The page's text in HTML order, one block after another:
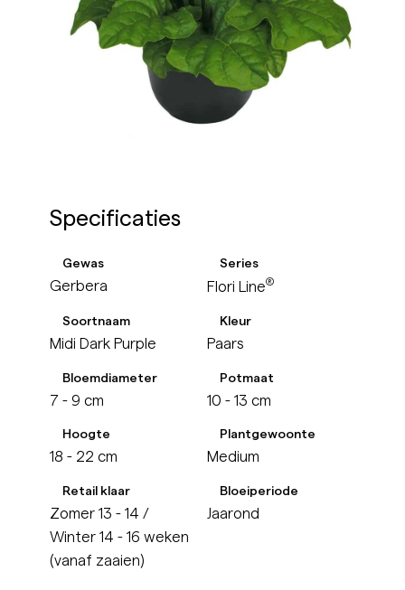
Specificaties
Gewas
Gerbera
Series
Flori Line®
Soortnaam
Midi Dark Purple
Kleur
Paars
Bloemdiameter
7 - 9 cm
Potmaat
10 - 13 cm
Hoogte
18 - 22 cm
Plantgewoonte
Medium
Retail klaar
Zomer 13 - 14 /
Winter 14 - 16 weken
(vanaf zaaien)
Bloeiperiode
Jaarond